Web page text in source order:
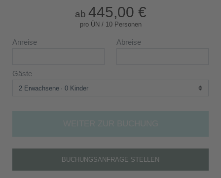
ab 445,00 €
pro ÜN / 10 Personen
Anreise Abreise
Gäste
2 Erwachsene 0 Kinder
BUCHUNGSANFRAGE STELLEN